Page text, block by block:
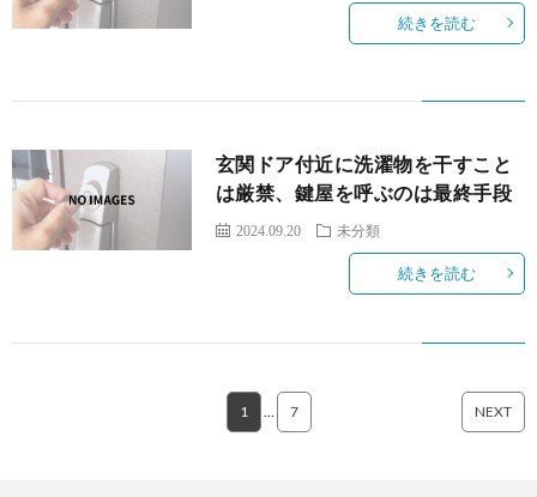
続きを読む
玄関ドア付近に洗濯物を干すこと
は厳禁、鍵屋を呼ぶのは最終手段
2024.09.20 未分類
続きを読む
1 7 NEXT